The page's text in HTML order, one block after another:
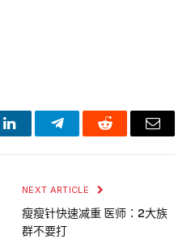
LinkedInTelegramReddit Email
NEXT ARTICLE
瘦瘦针快速减重 医师：2大族
群不要打